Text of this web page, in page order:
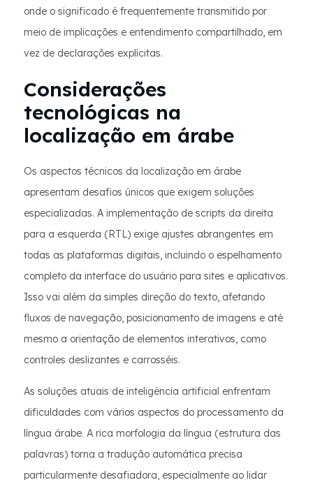
onde o significado é frequentemente transmitido por
meio de implicações e entendimento compartilhado, em
vez de declarações explícitas.
Considerações
tecnológicas na
localização em árabe
Os aspectos técnicos da localização em árabe
apresentam desafios únicos que exigem soluções
especializadas. A implementação de scripts da direita
para a esquerda (RTL) exige ajustes abrangentes em
todas as plataformas digitais, incluindo o espelhamento
completo da interface do usuário para sites e aplicativos.
Isso vai além da simples direção do texto, afetando
fluxos de navegação, posicionamento de imagens e até
mesmo a orientação de elementos interativos, como
controles deslizantes e carrosséis.
As soluções atuais de inteligência artificial enfrentam
dificuldades com vários aspectos do processamento da
língua árabe. A rica morfologia da língua (estrutura das
palavras) torna a tradução automática precisa
particularmente desafiadora, especialmente ao lidar